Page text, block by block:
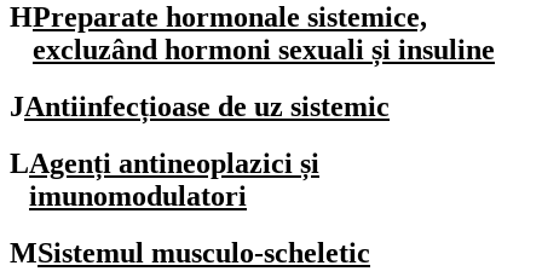
HPreparate hormonale sistemice,
excluzând hormoni sexuali și insuline
JAntiinfecțioase de uz sistemic
LAgenți antineoplazici și
imunomodulatori
MSistemul musculo-scheletic